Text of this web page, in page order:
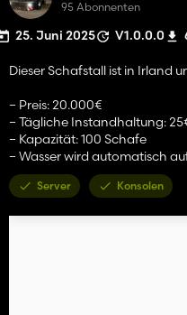
95 Abonnenten
25. Juni 2025 V1.0.0.0
Dieser Schafstall ist in Irland
– Preis: 20.000€
– Tägliche Instandhaltung:
– Kapazität: 100 Schafe
– Wasser wird automatisch
Server Konsolen